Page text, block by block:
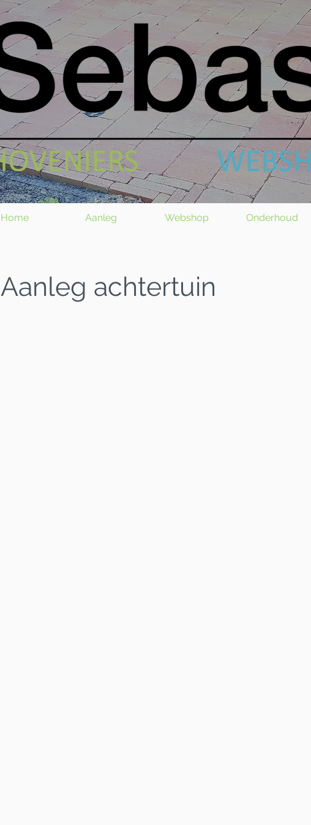
Home Aanleg Webshop Onderhoud
Aanleg achtertuin